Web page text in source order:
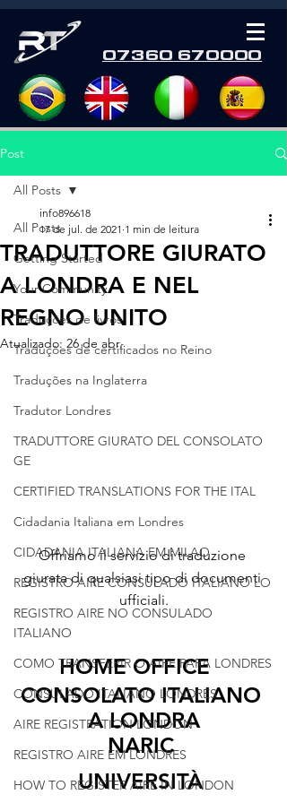
07360 670000
Post
All Posts
Getting Started
Your Community
Traduções de livros
Traduções de certificados no Reino
Traduções na Inglaterra
Tradutor Londres
TRADUTTORE GIURATO DEL CONSOLATO
GE
CERTIFIED TRANSLATIONS FOR THE ITAL
Cidadania Italiana em Londres
CIDADANIA ITALIANA EM MILAO
REGISTRO AIRE CONSULADO ITALIANO LO
REGISTRO AIRE NO CONSULADO
ITALIANO
COMO TRANSFERIR O AIRE PARA LONDRES
CONSULADO ITALIANO LONDRES
AIRE REGISTRATION LONDON
REGISTRO AIRE EM LONDRES
HOW TO REGISTER AIRE IN LONDON
All Posts
TRADUTTORE GIURATO
A LONDRA E NEL
REGNO UNITO
info896618
17 de jul. de 2021 1 min de leitura
Atualizado: 26 de abr.
Offriamo il servizio di traduzione
giurata di qualsiasi tipo di documenti
ufficiali.
HOME OFFICE
CONSOLATO ITALIANO
A LONDRA
NARIC
UNIVERSITÀ